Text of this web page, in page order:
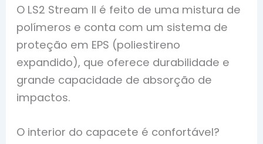
O LS2 Stream II é feito de uma mistura de
polímeros e conta com um sistema de
proteção em EPS (poliestireno
expandido), que oferece durabilidade e
grande capacidade de absorção de
impactos.
O interior do capacete é confortável?